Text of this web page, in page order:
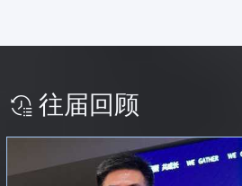
山西沃能化工科技有限公司
宁波立善贸易有限公司
浙江春风化工有限公司
上海联跃国际贸易有限公司
往届回顾